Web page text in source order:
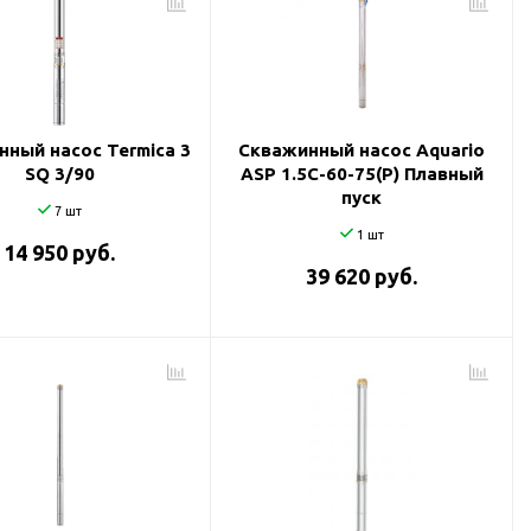
насос Termica 3
SQ 3/90
7 шт
14 950 руб.
Скважинный насос Aquario
ASP 1.5С-60-75(P) Плавный
пуск
1 шт
39 620 руб.